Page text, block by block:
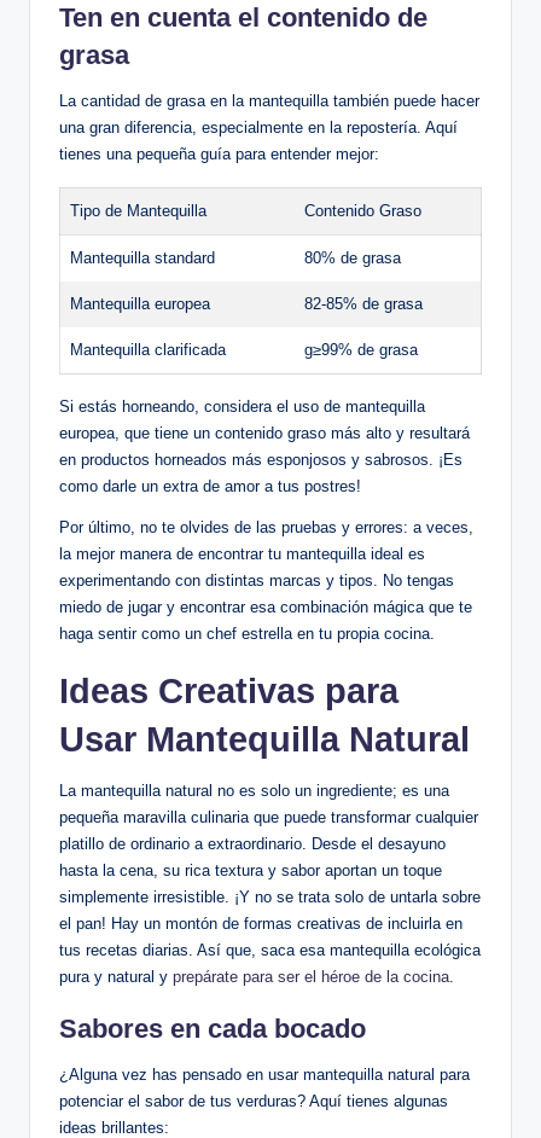
Ten en cuenta el contenido de
grasa
La cantidad de grasa en la mantequilla también puede hacer
una gran diferencia, especialmente en la repostería. Aquí
tienes una pequeña guía para entender mejor:
Tipo de Mantequilla Contenido Graso
Mantequilla standard 80% de grasa
Mantequilla europea 82-85% de grasa
Mantequilla clarificada g≥99% de grasa
Si estás horneando, considera el uso de mantequilla
europea, que tiene un contenido graso más alto y resultará
en productos horneados más esponjosos y sabrosos. ¡Es
como darle un extra de amor a tus postres!
Por último, no te olvides de las pruebas y errores: a veces,
la mejor manera de encontrar tu mantequilla ideal es
experimentando con distintas marcas y tipos. No tengas
miedo de jugar y encontrar esa combinación mágica que te
haga sentir como un chef estrella en tu propia cocina.
Ideas Creativas para
Usar Mantequilla Natural
La mantequilla natural no es solo un ingrediente; es una
pequeña maravilla culinaria que puede transformar cualquier
platillo de ordinario a extraordinario. Desde el desayuno
hasta la cena, su rica textura y sabor aportan un toque
simplemente irresistible. ¡Y no se trata solo de untarla sobre
el pan! Hay un montón de formas creativas de incluirla en
tus recetas diarias. Así que, saca esa mantequilla ecológica
pura y natural y prepárate para ser el héroe de la cocina
Sabores en cada bocado
¿Alguna vez has pensado en usar mantequilla natural para
potenciar el sabor de tus verduras? Aquí tienes algunas
ideas brillantes: